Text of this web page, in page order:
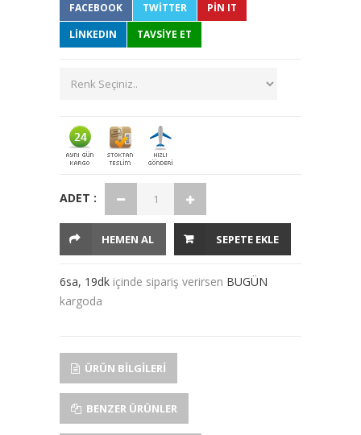
FACEBOOK TWITTER
PIN IT
LINKEDIN
TAVSİYE ET
ADET :
HEMEN AL SEPETE EKLE
6sa, 19dk içinde sipariş verirsen BUGÜN
kargoda
ÜRÜN BILGILERI
BENZER ÜRÜNLER